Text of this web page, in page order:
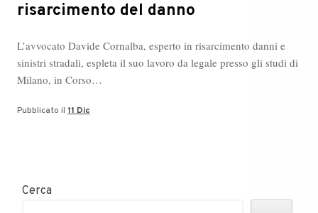
risarcimento del danno
L’avvocato Davide Cornalba, esperto in risarcimento danni e
sinistri stradali, espleta il suo lavoro da legale presso gli studi di
Milano, in Corso…
Pubblicato il 11 Dic
Cerca